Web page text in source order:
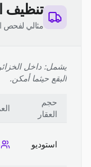
تنظيف
مثالي لفحص
يشمل: داخل
البقع حيثما أمكن.
حجم
العقار
استوديو